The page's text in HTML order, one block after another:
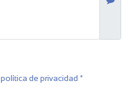
política de privacidad *